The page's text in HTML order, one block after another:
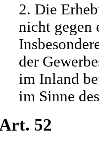
2. Die
nicht gegen
der
im Inland
im Sinne
52